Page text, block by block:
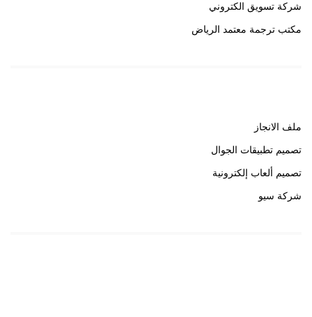
شركة تسويق الكتروني
مكتب ترجمة معتمد الرياض
ملف الانجاز
تصميم تطبيقات الجوال
تصميم ألعاب إلكترونية
شركة سيو